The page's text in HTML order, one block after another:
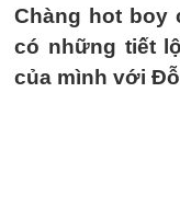
Chàng hot boy
có những tiết
của mình với